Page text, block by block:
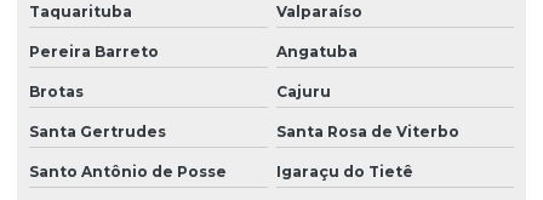
Taquarituba Valparaíso
Pereira Barreto Angatuba
Brotas Cajuru
Santa Gertrudes Santa Rosa de Viterbo
Santo Antônio de Posse Igaraçu do Tietê